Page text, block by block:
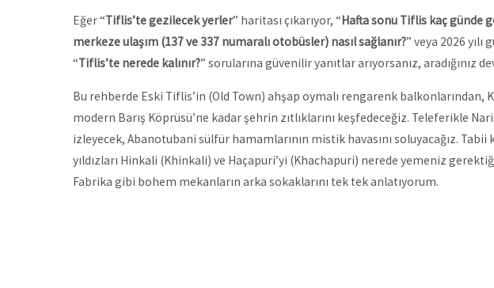
Eğer “Tiflis’te gezilecek yerler” haritası çıkarıyor, “Hafta sonu Tiflis kaç günde
merkeze ulaşım (137 ve 337 numaralı otobüsler) nasıl sağlanır?” veya 2026 yılı
“Tiflis’te nerede kalınır?” sorularına güvenilir yanıtlar arıyorsanız, aradığınız
Bu rehberde Eski Tiflis’in (Old Town) ahşap oymalı rengarenk balkonlarından,
modern Barış Köprüsü’ne kadar şehrin zıtlıklarını keşfedeceğiz. Teleferikle
izleyecek, Abanotubani sülfür hamamlarının mistik havasını soluyacağız. Tabii
yıldızları Hinkali (Khinkali) ve Haçapuri’yi (Khachapuri) nerede yemeniz
Fabrika gibi bohem mekanların arka sokaklarını tek tek anlatıyorum.